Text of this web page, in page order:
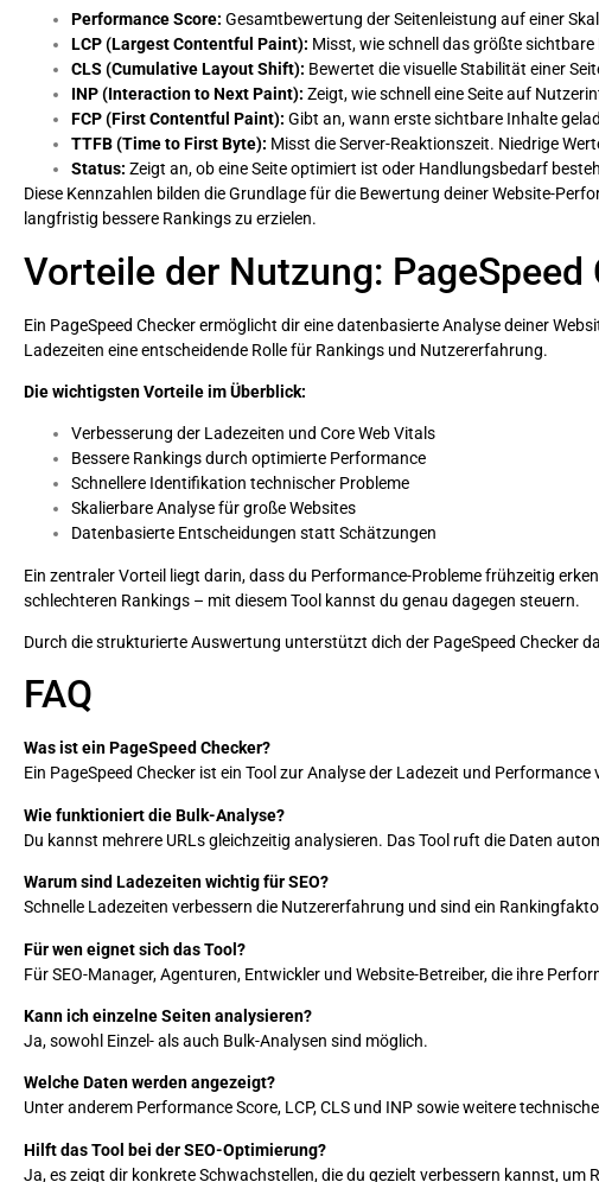
Performance Score: Gesamtbewertung der Seitenleistung auf einer
LCP (Largest Contentful Paint): Misst, wie schnell das größte
CLS (Cumulative Layout Shift): Bewertet die visuelle Stabilität einer
INP (Interaction to Next Paint): Zeigt, wie schnell eine Seite auf
FCP (First Contentful Paint): Gibt an, wann erste sichtbare Inhalte
TTFB (Time to First Byte): Misst die Server-Reaktionszeit. Niedrige
Status: Zeigt an, ob eine Seite optimiert ist oder Handlungsbedarf
Diese Kennzahlen bilden die Grundlage für die Bewertung deiner Website-
langfristig bessere Rankings zu erzielen.
Vorteile der Nutzung: PageSpeed
Ein PageSpeed Checker ermöglicht dir eine datenbasierte Analyse deiner
Ladezeiten eine entscheidende Rolle für Rankings und Nutzererfahrung.
Die wichtigsten Vorteile im Überblick:
Verbesserung der Ladezeiten und Core Web Vitals
Bessere Rankings durch optimierte Performance
Schnellere Identifikation technischer Probleme
Skalierbare Analyse für große Websites
Datenbasierte Entscheidungen statt Schätzungen
Ein zentraler Vorteil liegt darin, dass du Performance-Probleme frühzeitig
schlechteren Rankings – mit diesem Tool kannst du genau dagegen steuern.
Durch die strukturierte Auswertung unterstützt dich der PageSpeed Checker
FAQ
Was ist ein PageSpeed Checker?
Ein PageSpeed Checker ist ein Tool zur Analyse der Ladezeit und
Wie funktioniert die Bulk-Analyse?
Du kannst mehrere URLs gleichzeitig analysieren. Das Tool ruft die Daten
Warum sind Ladezeiten wichtig für SEO?
Schnelle Ladezeiten verbessern die Nutzererfahrung und sind ein
Für wen eignet sich das Tool?
Für SEO-Manager, Agenturen, Entwickler und Website-Betreiber, die ihre
Kann ich einzelne Seiten analysieren?
Ja, sowohl Einzel- als auch Bulk-Analysen sind möglich.
Welche Daten werden angezeigt?
Unter anderem Performance Score, LCP, CLS und INP sowie weitere
Hilft das Tool bei der SEO-Optimierung?
Ja, es zeigt dir konkrete Schwachstellen, die du gezielt verbessern kannst,